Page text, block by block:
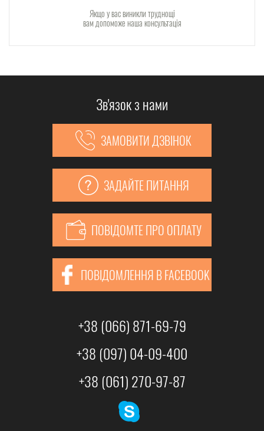
Якщо у вас виникли труднощі
вам допоможе наша консультація
Зв'язок з нами
ЗАМОВИТИ ДЗВІНОК
ЗАДАЙТЕ ПИТАННЯ
ПОВІДОМТЕ ПРО ОПЛАТУ
ПОВІДОМЛЕННЯ В FACEBOOK
+38 (066) 871-69-79
+38 (097) 04-09-400
+38 (061) 270-97-87